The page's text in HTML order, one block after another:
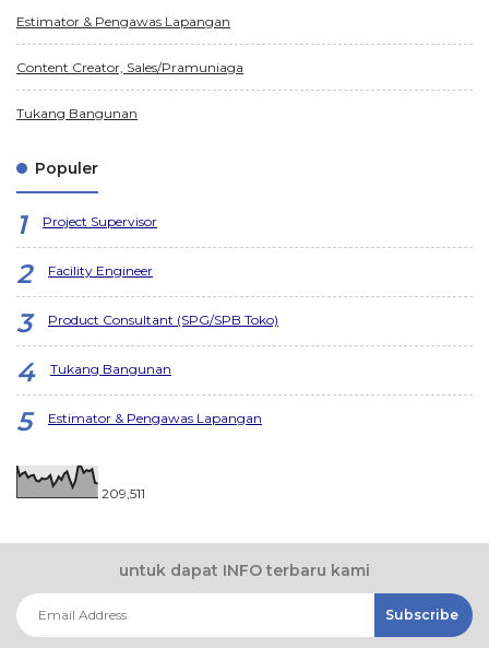
Estimator & Pengawas Lapangan
Content Creator, Sales/Pramuniaga
Tukang Bangunan
Populer
Project Supervisor
Facility Engineer
Product Consultant (SPG/SPB Toko)
Tukang Bangunan
Estimator & Pengawas Lapangan
209,511
untuk dapat INFO terbaru kami